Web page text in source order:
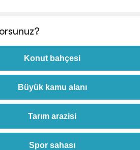
Konut bahçesi
Büyük kamu alanı
Tarım arazisi
Spor sahası